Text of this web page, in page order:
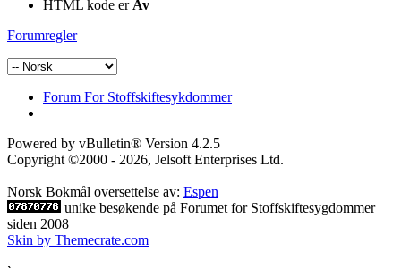
HTML kode er Av
Forumregler
Forum For Stoffskiftesykdommer
Powered by vBulletin® Version 4.2.5
Copyright ©2000 - 2026, Jelsoft Enterprises Ltd.
Norsk Bokmål oversettelse av: Espen
unike besøkende på Forumet for Stoffskiftesygdommer
siden 2008
Skin by Themecrate.com